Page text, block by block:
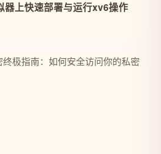
上快速部署与运行xv6操作